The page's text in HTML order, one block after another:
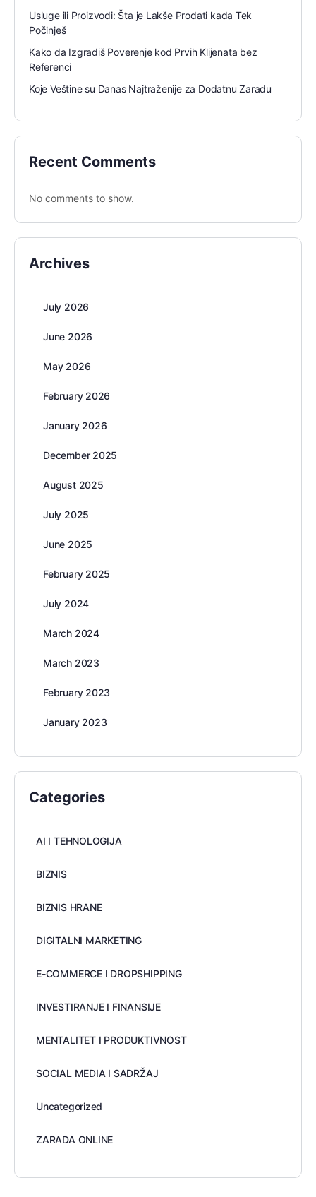
Usluge ili Proizvodi: Šta je Lakše Prodati kada Tek
Počinješ
Kako da Izgradiš Poverenje kod Prvih Klijenata bez
Referenci
Koje Veštine su Danas Najtraženije za Dodatnu Zaradu
Recent Comments
No comments to show.
Archives
July 2026
June 2026
May 2026
February 2026
January 2026
December 2025
August 2025
July 2025
June 2025
February 2025
July 2024
March 2024
March 2023
February 2023
January 2023
Categories
AI I TEHNOLOGIJA
BIZNIS
BIZNIS HRANE
DIGITALNI MARKETING
E-COMMERCE I DROPSHIPPING
INVESTIRANJE I FINANSIJE
MENTALITET I PRODUKTIVNOST
SOCIAL MEDIA I SADRŽAJ
Uncategorized
ZARADA ONLINE